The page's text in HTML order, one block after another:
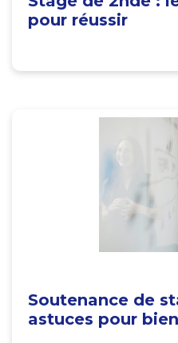
pour réussir
Soutenance de
astuces pour